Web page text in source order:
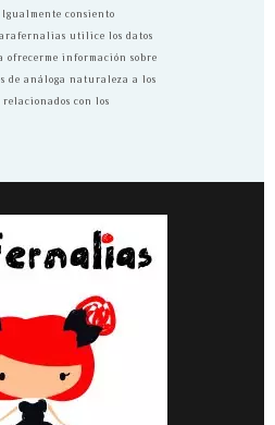
consiento
utilice los datos
ofrecerme información sobre
de análoga naturaleza a los
con los